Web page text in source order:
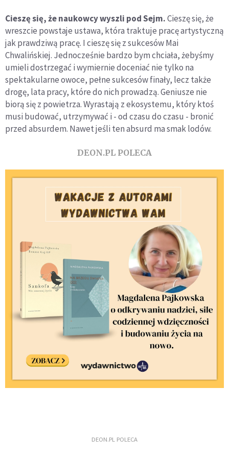
Cieszę się, że naukowcy wyszli pod Sejm.Cieszę się, że
wreszcie powstaje ustawa, która traktuje pracę artystyczną
jak prawdziwą pracę. I cieszę się z sukcesów Mai
Chwalińskiej. Jednocześnie bardzo bym chciała, żebyśmy
umieli dostrzegać i wymiernie doceniać nie tylko na
spektakularne owoce, pełne sukcesów finały, lecz także
drogę, lata pracy, które do nich prowadzą. Geniusze nie
biorą się z powietrza. Wyrastają z ekosystemu, który ktoś
musi budować, utrzymywać i - od czasu do czasu - bronić
przed absurdem. Nawet jeśli ten absurd ma smak lodów.
DEON.PL POLECA
DEON.PL POLECA